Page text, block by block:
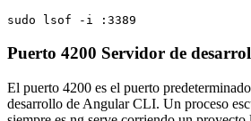
sudo lsof -i :3389
Puerto 4200 Servidor de
El puerto 4200 es el puerto
desarrollo de Angular CLI. Un proceso